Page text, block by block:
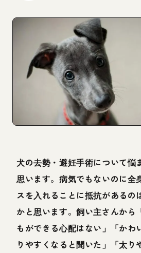
犬の去勢・避妊手術について悩
思います。病気でもないのに全
スを入れることに抵抗があるの
かと思います。飼い主さんから
もができる心配はない」「かわ
りやすくなると聞いた」「太り